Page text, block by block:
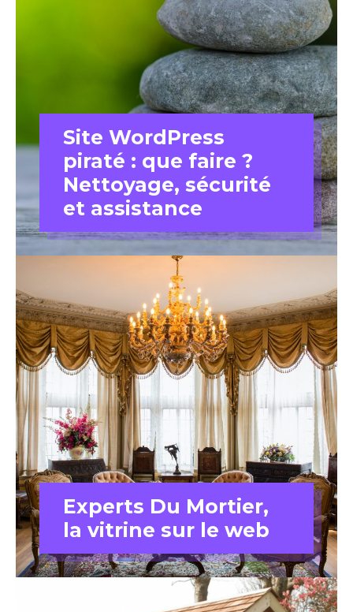
Site WordPress
piraté : que faire ?
Nettoyage, sécurité
et assistance
Experts Du Mortier,
la vitrine sur le web